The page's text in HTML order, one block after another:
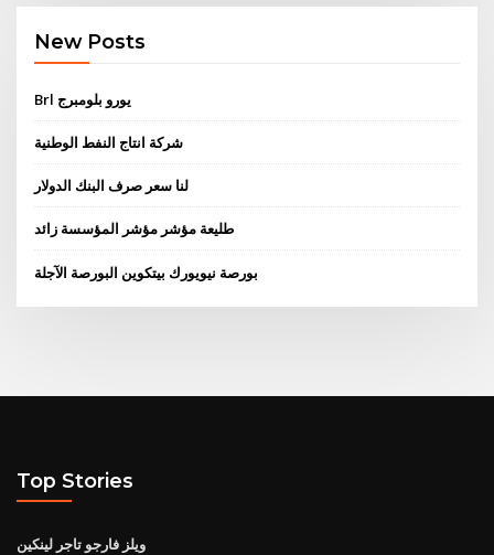
New Posts
Brl يورو بلومبرج
شركة انتاج النفط الوطنية
لنا سعر صرف البنك الدولار
طليعة مؤشر مؤشر المؤسسة زائد
بورصة نيويورك بيتكوين البورصة الآجلة
Top Stories
ويلز فارجو تاجر لينكين